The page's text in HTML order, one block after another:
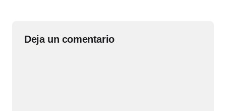
Deja un comentario